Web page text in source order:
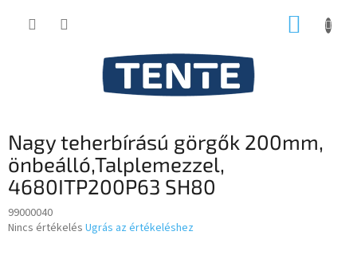
KOSÁR
Nagy teherbírású görgők 200mm,
önbeálló,Talplemezzel,
4680ITP200P63 SH80
99000040
A
Nincs értékelés Ugrás az értékeléshez